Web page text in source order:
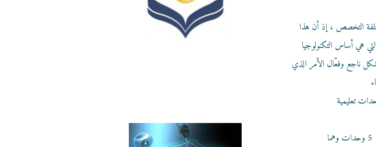
هي أساس التكنولوجيا
ناجع وفعّال الأمر الذي